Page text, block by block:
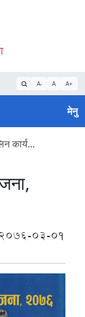
A- A A+
मेनु
कार्य...
2076-03-01